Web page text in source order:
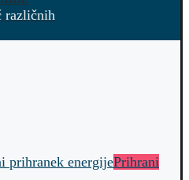
različnih
prihranek energijePrihrani